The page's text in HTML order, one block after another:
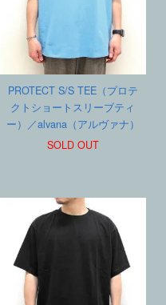
PROTECT S/S TEE（プロテ
クトショートスリーブティ
ー）／alvana（アルヴァナ）
SOLD OUT